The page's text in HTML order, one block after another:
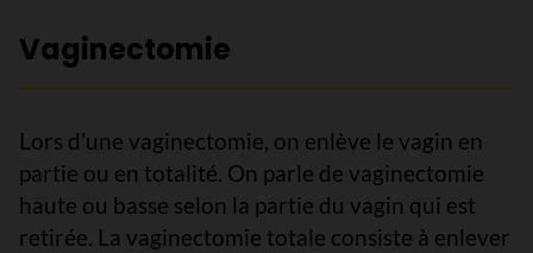
Vaginectomie
Lors d’une vaginectomie, on enlève le vagin en
partie ou en totalité. On parle de vaginectomie
haute ou basse selon la partie du vagin qui est
retirée. La vaginectomie totale consiste à enlever